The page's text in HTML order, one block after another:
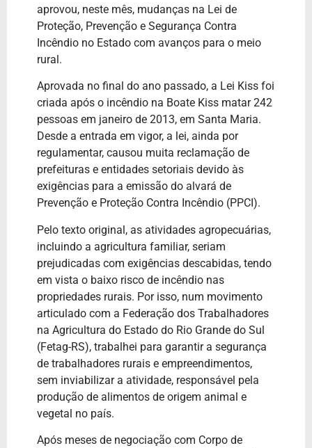
aprovou, neste mês, mudanças na Lei de
Proteção, Prevenção e Segurança Contra
Incêndio no Estado com avanços para o meio
rural.
Aprovada no final do ano passado, a Lei Kiss foi
criada após o incêndio na Boate Kiss matar 242
pessoas em janeiro de 2013, em Santa Maria.
Desde a entrada em vigor, a lei, ainda por
regulamentar, causou muita reclamação de
prefeituras e entidades setoriais devido às
exigências para a emissão do alvará de
Prevenção e Proteção Contra Incêndio (PPCI).
Pelo texto original, as atividades agropecuárias,
incluindo a agricultura familiar, seriam
prejudicadas com exigências descabidas, tendo
em vista o baixo risco de incêndio nas
propriedades rurais. Por isso, num movimento
articulado com a Federação dos Trabalhadores
na Agricultura do Estado do Rio Grande do Sul
(Fetag-RS), trabalhei para garantir a segurança
de trabalhadores rurais e empreendimentos,
sem inviabilizar a atividade, responsável pela
produção de alimentos de origem animal e
vegetal no país.
Após meses de negociação com Corpo de